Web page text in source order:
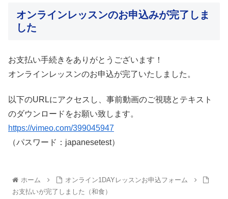
オンラインレッスンのお申込みが完了しま
した
お支払い手続きをありがとうございます！
オンラインレッスンのお申込が完了いたしました。
以下のURLにアクセスし、事前動画のご視聴とテキスト
のダウンロードをお願い致します。
https://vimeo.com/399045947
（パスワード：japanesetest）
ホーム
オンライン1DAYレッスンお申込フォーム
お支払いが完了しました（和食）